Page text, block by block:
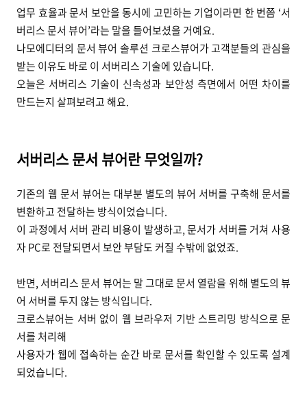
업무 효율과 문서 보안을 동시에 고민하는 기업이라면 한 번쯤 ‘서
버리스 문서 뷰어’라는 말을 들어보셨을 거예요.
나모에디터의 문서 뷰어 솔루션 크로스뷰어가 고객분들의 관심을
받는 이유도 바로 이 서버리스 기술에 있습니다.
오늘은 서버리스 기술이 신속성과 보안성 측면에서 어떤 차이를
만드는지 살펴보려고 해요.
서버리스 문서 뷰어란 무엇일까?
기존의 웹 문서 뷰어는 대부분 별도의 뷰어 서버를 구축해 문서를
변환하고 전달하는 방식이었습니다.
이 과정에서 서버 관리 비용이 발생하고, 문서가 서버를 거쳐 사용
자 PC로 전달되면서 보안 부담도 커질 수밖에 없었죠.
반면, 서버리스 문서 뷰어는 말 그대로 문서 열람을 위해 별도의 뷰
어 서버를 두지 않는 방식입니다.
크로스뷰어는 서버 없이 웹 브라우저 기반 스트리밍 방식으로 문
서를 처리해
사용자가 웹에 접속하는 순간 바로 문서를 확인할 수 있도록 설계
되었습니다.